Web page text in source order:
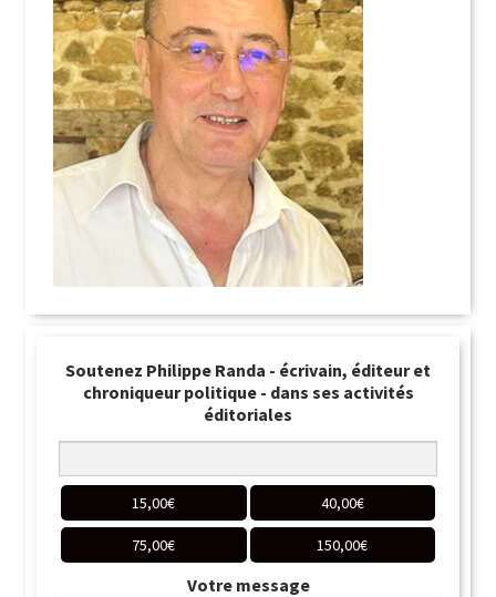
Soutenez Philippe Randa - écrivain, éditeur et
chroniqueur politique - dans ses activités
éditoriales
15,00€ 40,00€
75,00€ 150,00€
Votre message